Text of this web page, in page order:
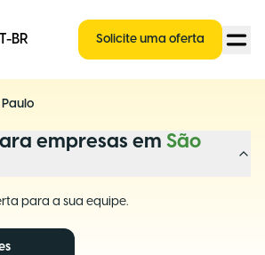
PT-BR Solicite uma oferta
empresas em São
para a sua equipe.